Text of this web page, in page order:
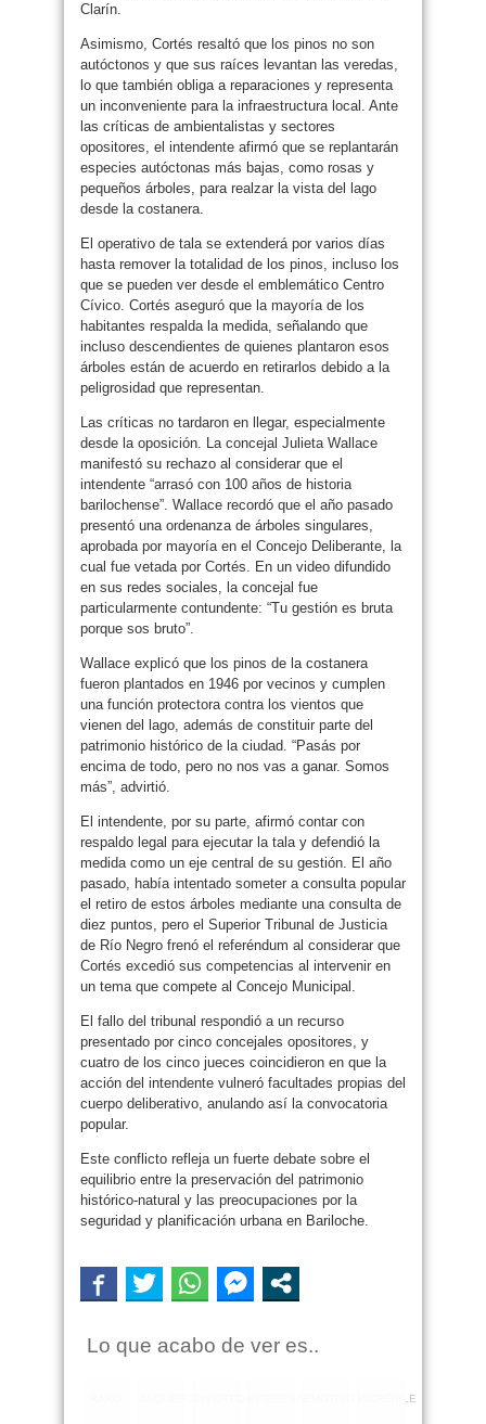
Clarín.
Asimismo, Cortés resaltó que los pinos no son
autóctonos y que sus raíces levantan las veredas,
lo que también obliga a reparaciones y representa
un inconveniente para la infraestructura local. Ante
las críticas de ambientalistas y sectores
opositores, el intendente afirmó que se replantarán
especies autóctonas más bajas, como rosas y
pequeños árboles, para realzar la vista del lago
desde la costanera.
El operativo de tala se extenderá por varios días
hasta remover la totalidad de los pinos, incluso los
que se pueden ver desde el emblemático Centro
Cívico. Cortés aseguró que la mayoría de los
habitantes respalda la medida, señalando que
incluso descendientes de quienes plantaron esos
árboles están de acuerdo en retirarlos debido a la
peligrosidad que representan.
Las críticas no tardaron en llegar, especialmente
desde la oposición. La concejal Julieta Wallace
manifestó su rechazo al considerar que el
intendente “arrasó con 100 años de historia
barilochense”. Wallace recordó que el año pasado
presentó una ordenanza de árboles singulares,
aprobada por mayoría en el Concejo Deliberante, la
cual fue vetada por Cortés. En un video difundido
en sus redes sociales, la concejal fue
particularmente contundente: “Tu gestión es bruta
porque sos bruto”.
Wallace explicó que los pinos de la costanera
fueron plantados en 1946 por vecinos y cumplen
una función protectora contra los vientos que
vienen del lago, además de constituir parte del
patrimonio histórico de la ciudad. “Pasás por
encima de todo, pero no nos vas a ganar. Somos
más”, advirtió.
El intendente, por su parte, afirmó contar con
respaldo legal para ejecutar la tala y defendió la
medida como un eje central de su gestión. El año
pasado, había intentado someter a consulta popular
el retiro de estos árboles mediante una consulta de
diez puntos, pero el Superior Tribunal de Justicia
de Río Negro frenó el referéndum al considerar que
Cortés excedió sus competencias al intervenir en
un tema que compete al Concejo Municipal.
El fallo del tribunal respondió a un recurso
presentado por cinco concejales opositores, y
cuatro de los cinco jueces coincidieron en que la
acción del intendente vulneró facultades propias del
cuerpo deliberativo, anulando así la convocatoria
popular.
Este conflicto refleja un fuerte debate sobre el
equilibrio entre la preservación del patrimonio
histórico-natural y las preocupaciones por la
seguridad y planificación urbana en Bariloche.
Lo que acabo de ver es..
INCREIBLE